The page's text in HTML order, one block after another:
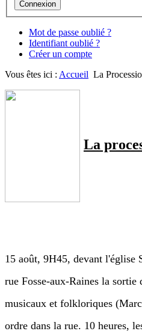
Mot de passe oublié ?
Identifiant oublié ?
Créer un compte
Vous êtes ici : Accueil La
La
15 août, 9H45, devant l'église
rue Fosse-aux-Raines la
musicaux et folkloriques
ordre dans la rue. 10 heures,